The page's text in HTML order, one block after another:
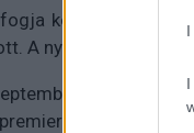
követni, amint
A nyomozás
27-től
előtt,